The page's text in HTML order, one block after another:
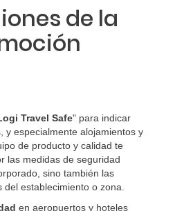
de la
Travel Safe" para indicar
y especialmente alojamientos y
de producto y calidad te
las medidas de seguridad
sino también las
establecimiento o zona.
en aeropuertos y hoteles